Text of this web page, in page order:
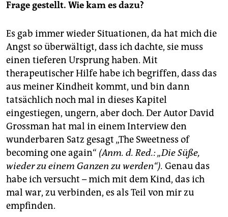
Frage gestellt. Wie kam es dazu?
Es gab immer wieder Situationen, da hat mich die
Angst so überwältigt, dass ich dachte, sie muss
einen tieferen Ursprung haben. Mit
therapeutischer Hilfe habe ich begriffen, dass das
aus meiner Kindheit kommt, und bin dann
tatsächlich noch mal in dieses Kapitel
eingestiegen, ungern, aber doch. Der Autor David
Grossman hat mal in einem Interview den
wunderbaren Satz gesagt „The Sweetness of
becoming one again“ (Anm. d. Red.: „Die Süße,
wieder zu einem Ganzen zu werden“). Genau das
habe ich versucht – mich mit dem Kind, das ich
mal war, zu verbinden, es als Teil von mir zu
empfinden.